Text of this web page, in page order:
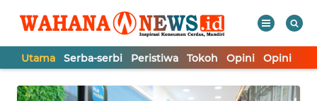
Utama Serba-serbi Peristiwa Tokoh Opini Opini
TV
Tutup